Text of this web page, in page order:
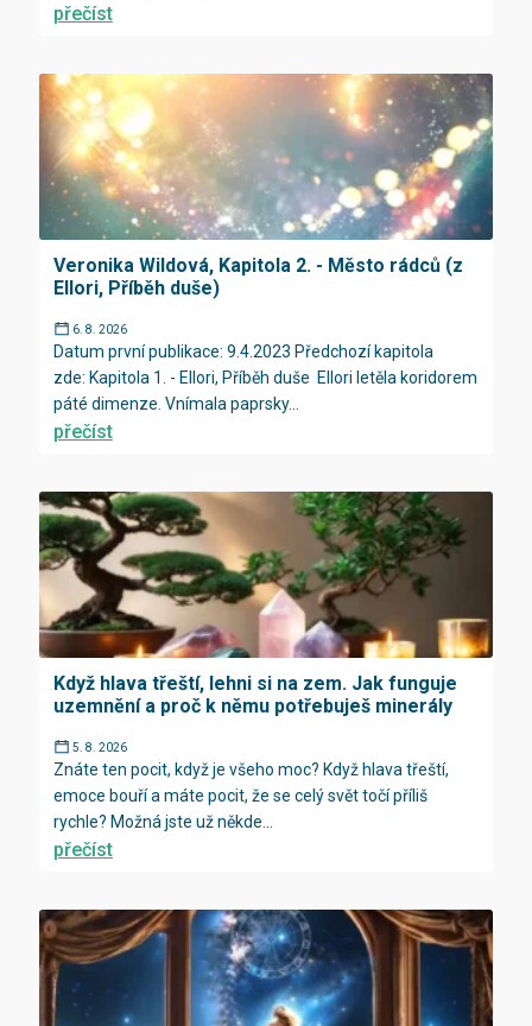
přečíst
Veronika Wildová, Kapitola 2. - Město rádců (z
Ellori, Příběh duše)
6. 8. 2026
Datum první publikace: 9.4.2023 Předchozí kapitola
zde: Kapitola 1. - Ellori, Příběh duše Ellori letěla koridorem
páté dimenze. Vnímala paprsky...
přečíst
Když hlava třeští, lehni si na zem. Jak funguje
uzemnění a proč k němu potřebuješ minerály
5. 8. 2026
Znáte ten pocit, když je všeho moc? Když hlava třeští,
emoce bouří a máte pocit, že se celý svět točí příliš
rychle? Možná jste už někde...
přečíst